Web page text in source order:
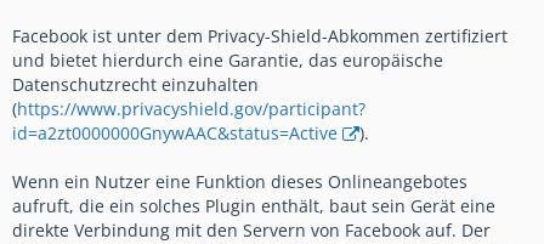
Facebook ist unter dem Privacy-Shield-Abkommen zertifiziert
und bietet hierdurch eine Garantie, das europäische
Datenschutzrecht einzuhalten
(https://www.privacyshield.gov/participant?
id=a2zt0000000GnywAAC&status=Active
).
Wenn ein Nutzer eine Funktion dieses Onlineangebotes
aufruft, die ein solches Plugin enthält, baut sein Gerät eine
direkte Verbindung mit den Servern von Facebook auf. Der